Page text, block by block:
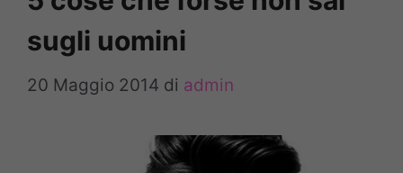
sugli uomini
20 Maggio 2014 di admin